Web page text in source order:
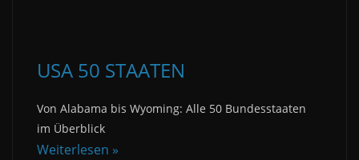
USA 50 STAATEN
Von Alabama bis Wyoming: Alle 50 Bundesstaaten
im Überblick
Weiterlesen »